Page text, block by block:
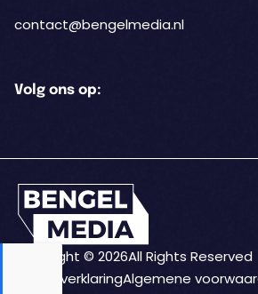
contact@bengelmedia.nl
Volg ons op:
Copyright © 2026All Rights Reserved
PrivacyverklaringAlgemene